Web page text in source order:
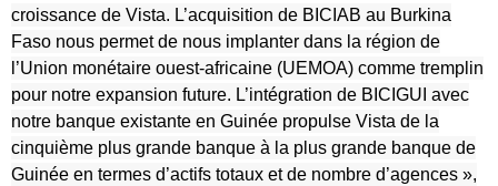
croissance de Vista. L’acquisition de BICIAB au Burkina
Faso nous permet de nous implanter dans la région de
l’Union monétaire ouest-africaine (UEMOA) comme tremplin
pour notre expansion future. L’intégration de BICIGUI avec
notre banque existante en Guinée propulse Vista de la
cinquième plus grande banque à la plus grande banque de
Guinée en termes d’actifs totaux et de nombre d’agences »,